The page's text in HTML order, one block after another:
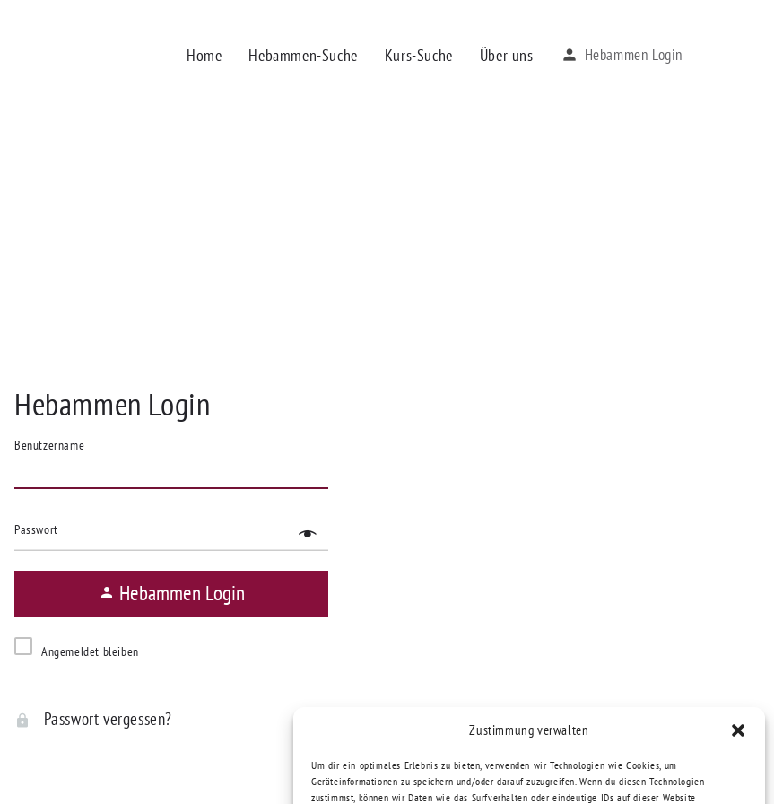
Zustimmung verwalten
Um dir ein optimales Erlebnis zu bieten, verwenden wir Technologien wie Cookies, um
Geräteinformationen zu speichern und/oder darauf zuzugreifen. Wenn du diesen Technologien
zustimmst, können wir Daten wie das Surfverhalten oder eindeutige IDs auf dieser Website
Home Hebammen-Suche Kurs-Suche Über uns Hebammen Login
Hebammen Login
Benutzername
Passwort
Hebammen Login
Angemeldet bleiben
Passwort vergessen?